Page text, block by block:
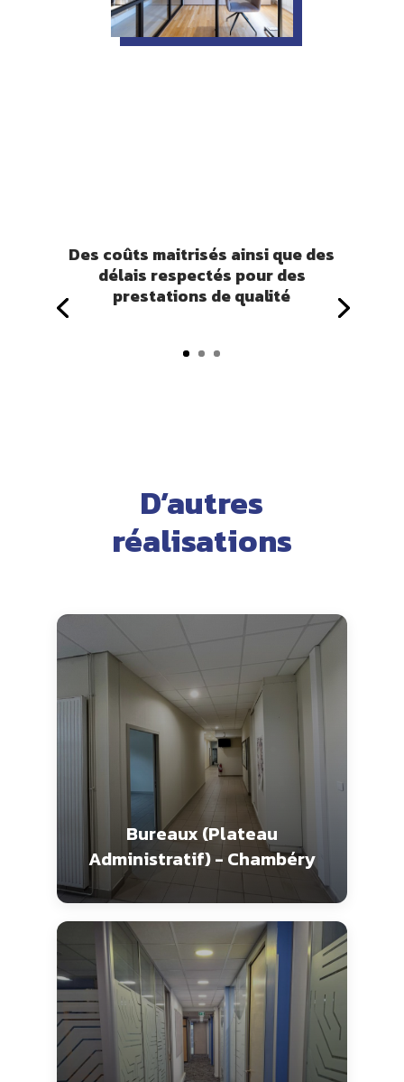
Des coûts maitrisés ainsi que des
délais respectés pour des
prestations de qualité
D’autres
réalisations
Bureaux (Plateau
Administratif) - Chambéry